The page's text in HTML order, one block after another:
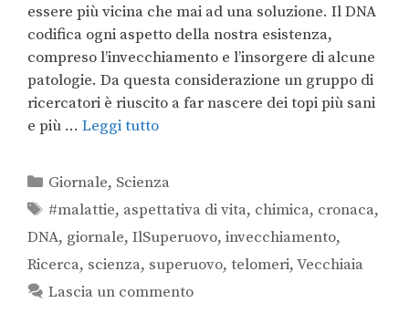
essere più vicina che mai ad una soluzione. Il DNA
codifica ogni aspetto della nostra esistenza,
compreso l’invecchiamento e l’insorgere di alcune
patologie. Da questa considerazione un gruppo di
ricercatori è riuscito a far nascere dei topi più sani
e più … Leggi tutto
Giornale, Scienza
#malattie, aspettativa di vita, chimica, cronaca,
DNA, giornale, IlSuperuovo, invecchiamento,
Ricerca, scienza, superuovo, telomeri,Vecchiaia
Lascia un commento